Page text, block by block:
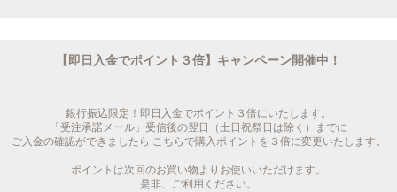
【即日入金でポイント３倍】キャンペーン開催中！
銀行振込限定！即日入金でポイント３倍にいたします。
「受注承諾メール」受信後の翌日（土日祝祭日は除く）までに
ご入金の確認ができましたら こちらで購入ポイントを３倍に変更いたします。
ポイントは次回のお買い物よりお使いいただけます。
是非、ご利用ください。